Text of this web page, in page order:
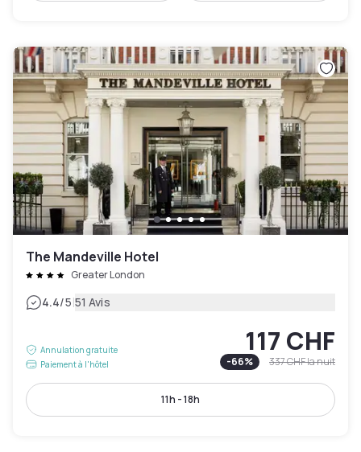
The Mandeville Hotel
Greater London
4.4/5|51 Avis
Annulation gratuite
Paiement à l'hôtel
117 CHF
-66% 337 CHFla nuit
11h - 18h